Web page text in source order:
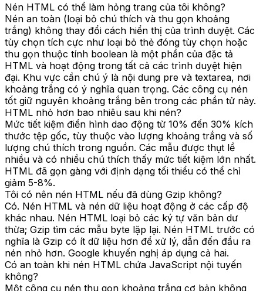
Nén HTML có thể làm hỏng trang của tôi không?
Nén an toàn (loại bỏ chú thích và thu gọn khoảng
trắng) không thay đổi cách hiển thị của trình duyệt. Các
tùy chọn tích cực như loại bỏ thẻ đóng tùy chọn hoặc
thu gọn thuộc tính boolean là một phần của đặc tả
HTML và hoạt động trong tất cả các trình duyệt hiện
đại. Khu vực cần chú ý là nội dung pre và textarea, nơi
khoảng trắng có ý nghĩa quan trọng. Các công cụ nén
tốt giữ nguyên khoảng trắng bên trong các phần tử này.
HTML nhỏ hơn bao nhiêu sau khi nén?
Mức tiết kiệm điển hình dao động từ 10% đến 30% kích
thước tệp gốc, tùy thuộc vào lượng khoảng trắng và số
lượng chú thích trong nguồn. Các mẫu được thụt lề
nhiều và có nhiều chú thích thấy mức tiết kiệm lớn nhất.
HTML đã gọn gàng với định dạng tối thiểu có thể chỉ
giảm 5-8%.
Tôi có nên nén HTML nếu đã dùng Gzip không?
Có. Nén HTML và nén dữ liệu hoạt động ở các cấp độ
khác nhau. Nén HTML loại bỏ các ký tự văn bản dư
thừa; Gzip tìm các mẫu byte lặp lại. Nén HTML trước có
nghĩa là Gzip có ít dữ liệu hơn để xử lý, dẫn đến đầu ra
nén nhỏ hơn. Google khuyến nghị áp dụng cả hai.
Có an toàn khi nén HTML chứa JavaScript nội tuyến
không?
Một công cụ nén thu gọn khoảng trắng cơ bản không